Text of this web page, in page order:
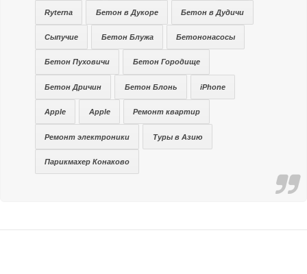
Ryterna Бетон в Дукоре Бетон в Дудичи
Сыпучие Бетон Блужа Бетононасосы
Бетон Пуховичи Бетон Городище
Бетон Дричин Бетон Блонь iPhone
Apple Apple Ремонт квартир
Ремонт электроники Туры в Азию
Парикмахер Конаково